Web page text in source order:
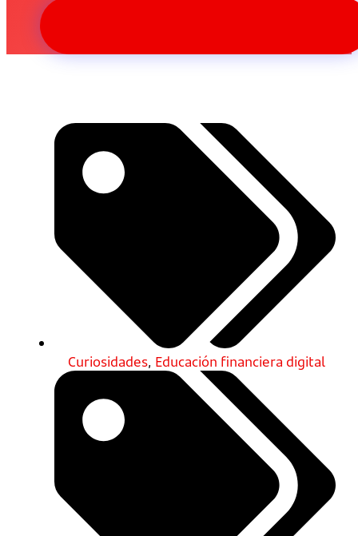
Curiosidades, Educación financiera digital